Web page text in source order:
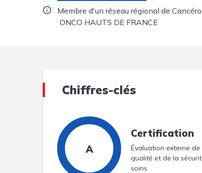
Membre d'un réseau régional de
ONCO HAUTS DE FRANCE
Chiffres-clés
A
Certification
Évaluation externe de
qualité et de la
soins